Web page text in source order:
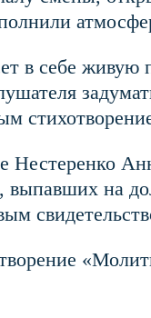
в себе
Нестеренко
выпавших на